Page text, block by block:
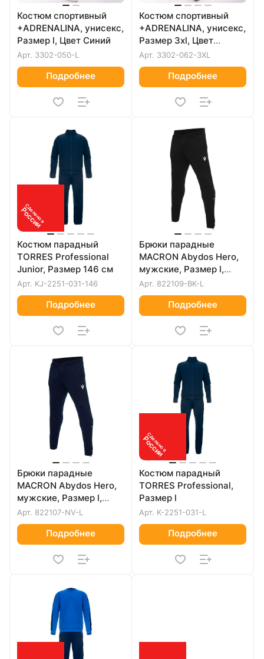
Костюм спортивный
+ADRENALINA, унисекс,
Размер l, Цвет Синий
Арт. 3302-050-L
Подробнее
Костюм спортивный
+ADRENALINA, унисекс,
Размер 3xl, Цвет
Красный
Арт. 3302-062-3XL
Подробнее
Сделано в
России
Костюм парадный
TORRES Professional
Junior, Размер 146 см
Арт. KJ-2251-031-146
Подробнее
Брюки парадные
MACRON Abydos Hero,
мужские, Размер l,
Цвет Черный
Арт. 822109-BK-L
Подробнее
Брюки парадные
MACRON Abydos Hero,
мужские, Размер l,
Цвет Темно-синий
Арт. 822107-NV-L
Подробнее
Сделано в
России
Костюм парадный
TORRES Professional,
Размер l
Арт. K-2251-031-L
Подробнее